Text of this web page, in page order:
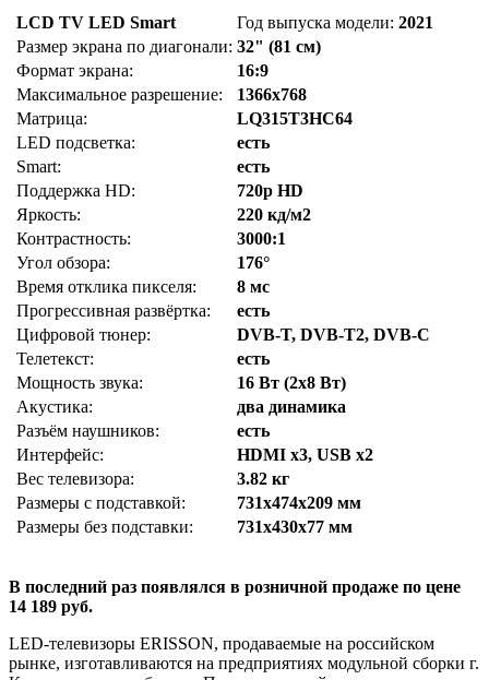
LCD TV LED Smart Год выпуска модели:2021
Размер экрана по диагонали: 32" (81 см)
Формат экрана:
16:9
Максимальное разрешение:
1366x768
Матрица:
LQ315T3HC64
LED подсветка:
есть
Smart:
есть
Поддержка HD:
720p HD
Яркость:
220 кд/м2
Контрастность:
3000:1
Угол обзора:
176°
Время отклика пикселя:
8 мс
Прогрессивная развёртка:
есть
Цифровой тюнер:
DVB-T, DVB-T2, DVB-C
Телетекст:
есть
Мощность звука:
16 Вт (2х8 Вт)
Акустика:
два динамика
Разъём наушников:
есть
Интерфейс:
HDMI x3, USB x2
Вес телевизора:
3.82 кг
Размеры с подставкой:
731x474x209 мм
Размеры без подставки:
731x430x77 мм
В последний раз появлялся в розничной продаже по цене
14 189 руб.
LED-телевизоры ERISSON, продаваемые на российском
рынке, изготавливаются на предприятиях модульной сборки г.